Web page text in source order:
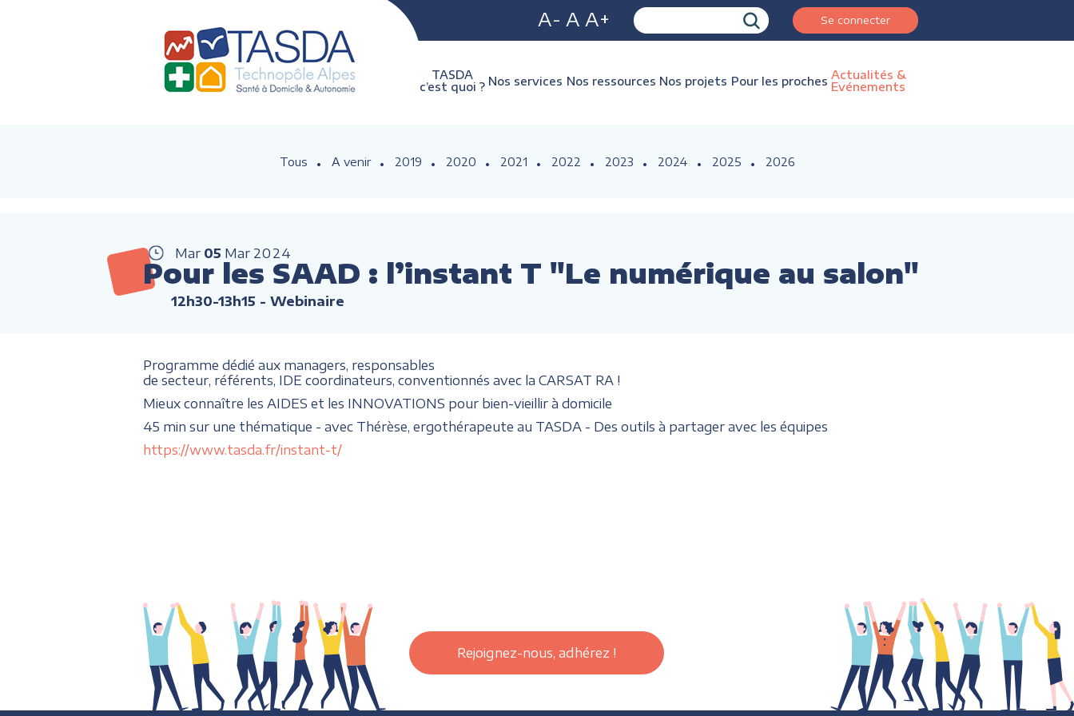
A- A A+ Se connecter
TASDA
c’est quoi ? Nos services Nos ressources Nos projets Pour les proches Actualités &
Evénements
Tous A venir 2019 2020 2021 2022 2023 2024 2025 2026
Mar 05 Mar 2024
Pour les SAAD : l’instant T "Le numérique au salon"
12h30-13h15 - Webinaire
Programme dédié aux managers, responsables
de secteur, référents, IDE coordinateurs, conventionnés avec la CARSAT RA !
Mieux connaître les AIDES et les INNOVATIONS pour bien-vieillir à domicile
45 min sur une thématique - avec Thérèse, ergothérapeute au TASDA - Des outils à partager avec les équipes
https://www.tasda.fr/instant-t/
Rejoignez-nous, adhérez !